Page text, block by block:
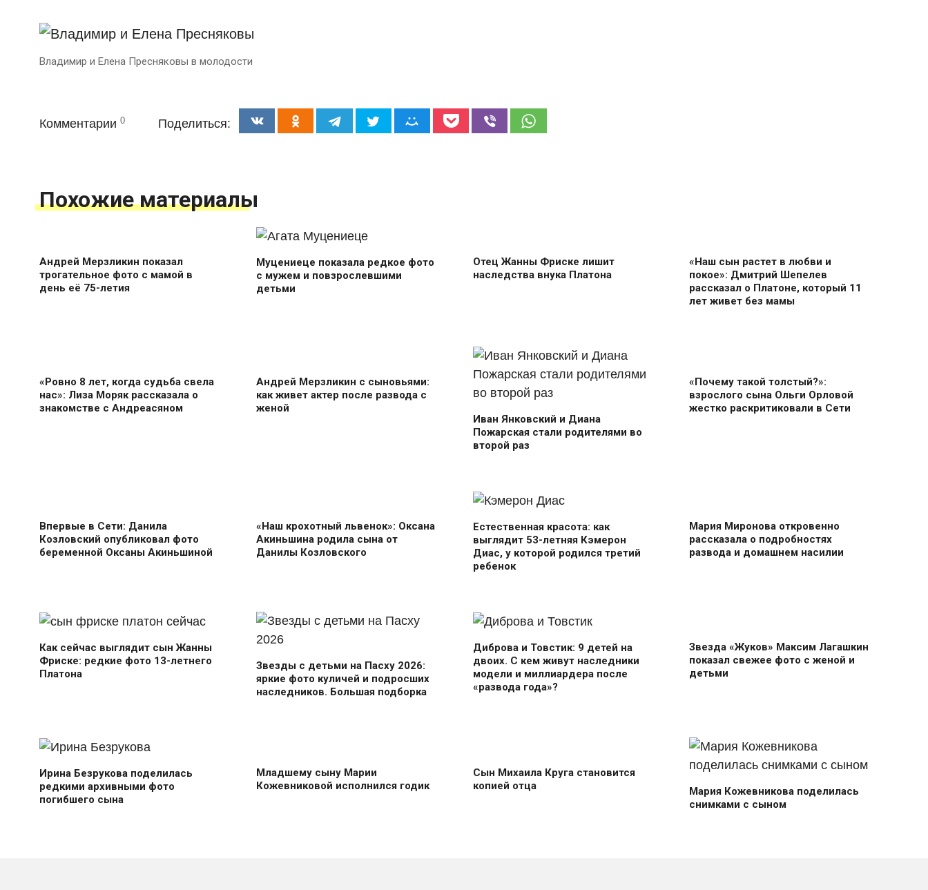
Владимир и Елена Пресняковы в молодости
Комментарии 0 Поделиться:
Похожие материалы
Андрей Мерзликин показал
трогательное фото с мамой в
день её 75-летия
Муцениеце показала редкое фото
с мужем и повзрослевшими
детьми
Отец Жанны Фриске лишит
наследства внука Платона
«Наш сын растет в любви и
покое»: Дмитрий Шепелев
рассказал о Платоне, который 11
лет живет без мамы
«Ровно 8 лет, когда судьба свела
нас»: Лиза Моряк рассказала о
знакомстве с Андреасяном
Андрей Мерзликин с сыновьями:
как живет актер после развода с
женой
Иван Янковский и Диана
Пожарская стали родителями во
второй раз
«Почему такой толстый?»:
взрослого сына Ольги Орловой
жестко раскритиковали в Сети
Впервые в Сети: Данила
Козловский опубликовал фото
беременной Оксаны Акиньшиной
«Наш крохотный львенок»: Оксана
Акиньшина родила сына от
Данилы Козловского
Естественная красота: как
выглядит 53-летняя Кэмерон
Диас, у которой родился третий
ребенок
Мария Миронова откровенно
рассказала о подробностях
развода и домашнем насилии
Как сейчас выглядит сын Жанны
Фриске: редкие фото 13-летнего
Платона
Звезды с детьми на Пасху 2026:
яркие фото куличей и подросших
наследников. Большая подборка
Диброва и Товстик: 9 детей на
двоих. С кем живут наследники
модели и миллиардера после
«развода года»?
Звезда «Жуков» Максим Лагашкин
показал свежее фото с женой и
детьми
Ирина Безрукова поделилась
редкими архивными фото
погибшего сына
Младшему сыну Марии
Кожевниковой исполнился годик
Сын Михаила Круга становится
копией отца
Мария Кожевникова поделилась
снимками с сыном